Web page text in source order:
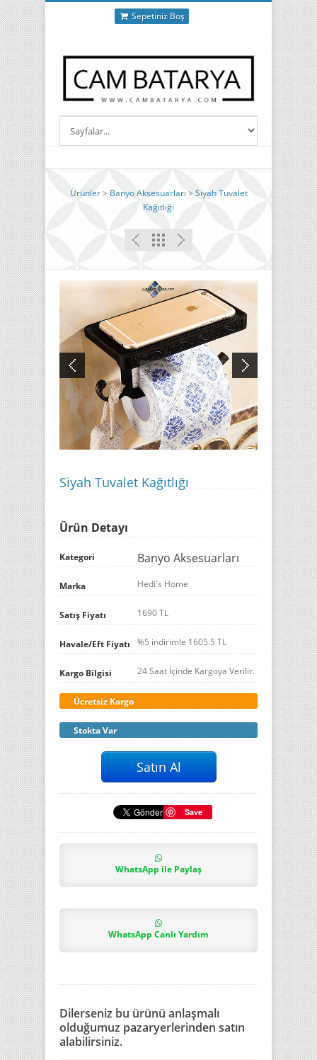
Sepetiniz Boş
Ürünler> Banyo Aksesuarları >Siyah Tuvalet
Kağıtlığı
Siyah Tuvalet Kağıtlığı
Ürün Detayı
Kategori Banyo Aksesuarları
Marka Hedi's Home
Satış Fiyatı 1690 TL
Havale/Eft Fiyatı %5 indirimle 1605.5 TL
Kargo Bilgisi 24 Saat İçinde Kargoya Verilir.
Ücretsiz Kargo
Stokta Var
Save
WhatsApp ile Paylaş
WhatsApp Canlı Yardım
Dilerseniz bu ürünü anlaşmalı
olduğumuz pazaryerlerinden satın
alabilirsiniz.